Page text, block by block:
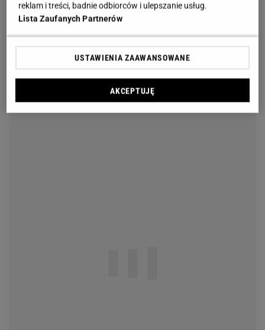
reklam i treści, badnie odbiorców i ulepszanie usług.
Lista Zaufanych Partnerów
USTAWIENIA ZAAWANSOWANE
AKCEPTUJĘ